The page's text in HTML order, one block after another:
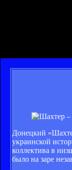
Донецкий
украинской
коллектива в
было на заре